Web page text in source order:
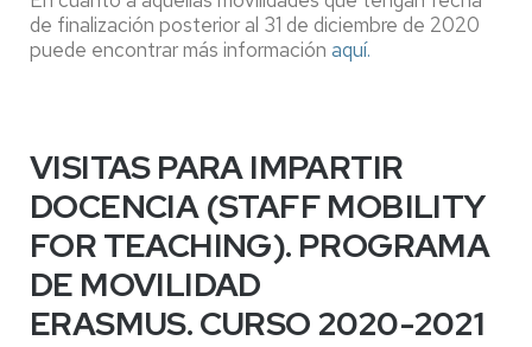
de finalización posterior al 31 de diciembre de 2020
puede encontrar más información aquí.
VISITAS PARA IMPARTIR
DOCENCIA (STAFF MOBILITY
FOR TEACHING). PROGRAMA
DE MOVILIDAD
ERASMUS. CURSO 2020-2021